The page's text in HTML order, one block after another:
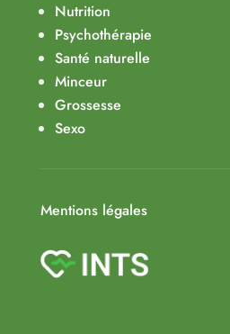
Nutrition
Psychothérapie
Santé naturelle
Minceur
Grossesse
Sexo
Mentions légales